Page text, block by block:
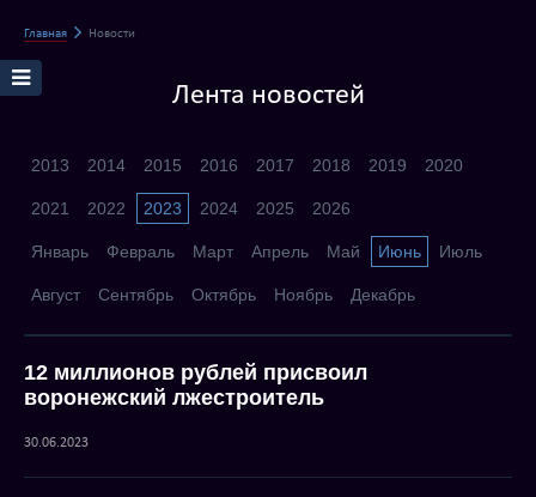
Главная Новости
Лента новостей
2013 2014 2015 2016 2017 2018 2019 2020
2021 2022 2023 2024 2025 2026
Январь Февраль Март Апрель Май Июнь Июль
Август Сентябрь Октябрь Ноябрь Декабрь
12 миллионов рублей присвоил
воронежский лжестроитель
30.06.2023